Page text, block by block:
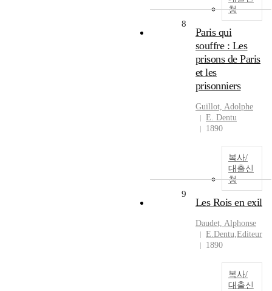
청
8
Paris qui
souffre : Les
prisons de Paris
et les
prisonniers
Guillot, Adolphe
E. Dentu
1890
복사/
대출신
청
9
Les Rois en exil
Daudet, Alphonse
E.Dentu,Editeur
1890
복사/
대출신